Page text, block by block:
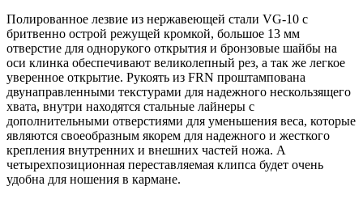
Полированное лезвие из нержавеющей стали VG-10 с
бритвенно острой режущей кромкой, большое 13 мм
отверстие для однорукого открытия и бронзовые шайбы на
оси клинка обеспечивают великолепный рез, а так же легкое
уверенное открытие. Рукоять из FRN проштампована
двунаправленными текстурами для надежного нескользящего
хвата, внутри находятся стальные лайнеры с
дополнительными отверстиями для уменьшения веса, которые
являются своеобразным якорем для надежного и жесткого
крепления внутренних и внешних частей ножа. А
четырехпозиционная переставляемая клипса будет очень
удобна для ношения в кармане.